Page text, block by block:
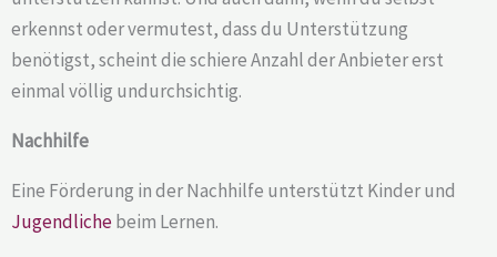
erkennst oder vermutest, dass du Unterstützung
benötigst, scheint die schiere Anzahl der Anbieter erst
einmal völlig undurchsichtig.
Nachhilfe
Eine Förderung in der Nachhilfe unterstützt Kinder und
Jugendlichebeim Lernen.